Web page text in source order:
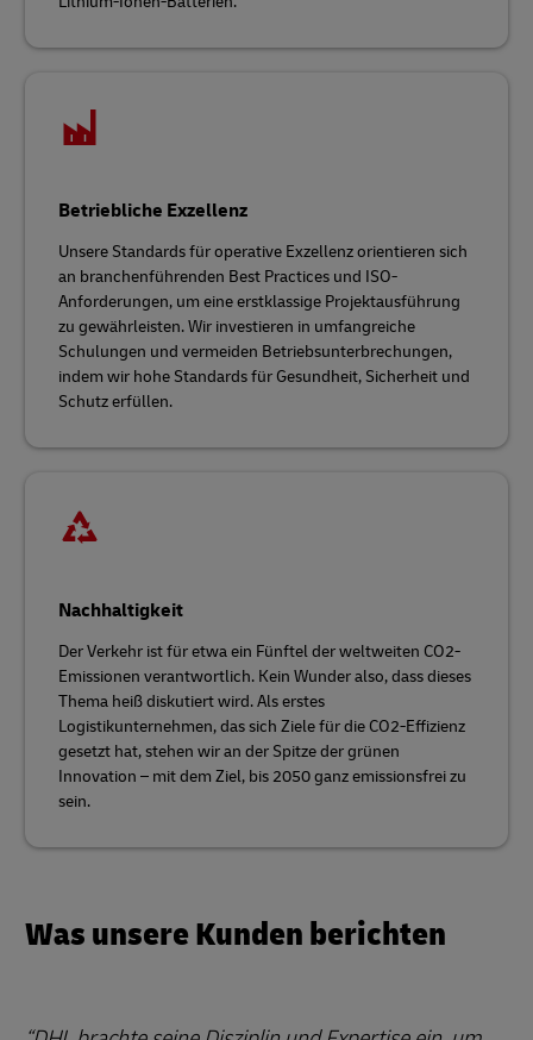
Betriebliche Exzellenz
Unsere Standards für operative Exzellenz orientieren sich
an branchenführenden Best Practices und ISO-
Anforderungen, um eine erstklassige Projektausführung
zu gewährleisten. Wir investieren in umfangreiche
Schulungen und vermeiden Betriebsunterbrechungen,
indem wir hohe Standards für Gesundheit, Sicherheit und
Schutz erfüllen.
Nachhaltigkeit
Der Verkehr ist für etwa ein Fünftel der weltweiten CO2-
Emissionen verantwortlich. Kein Wunder also, dass dieses
Thema heiß diskutiert wird. Als erstes
Logistikunternehmen, das sich Ziele für die CO2-Effizienz
gesetzt hat, stehen wir an der Spitze der grünen
Innovation – mit dem Ziel, bis 2050 ganz emissionsfrei zu
sein.
Was unsere Kunden berichten